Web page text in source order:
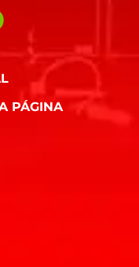
PÁGINA